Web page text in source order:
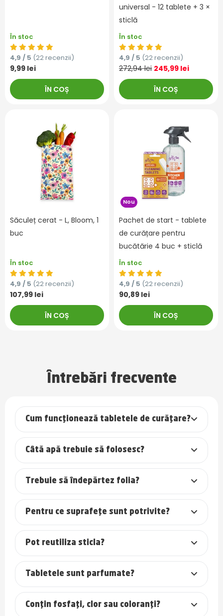
În stoc
4,9 / 5 (22 recenzii)
9,99 lei
ÎN COȘ
universal - 12 tablete + 3 ×
sticlă
În stoc
4,9 / 5 (22 recenzii)
272,94 lei 245,99 lei
ÎN COȘ
Săculeț cerat - L, Bloom, 1
buc
În stoc
4,9 / 5 (22 recenzii)
107,99 lei
ÎN COȘ
Nou
Pachet de start - tablete
de curățare pentru
bucătărie 4 buc + sticlă
În stoc
4,9 / 5 (22 recenzii)
90,89 lei
ÎN COȘ
Întrebări frecvente
Cum funcționează tabletele de curățare?
Câtă apă trebuie să folosesc?
Trebuie să îndepărtez folia?
Pentru ce suprafețe sunt potrivite?
Pot reutiliza sticla?
Tabletele sunt parfumate?
Conțin fosfați, clor sau coloranți?